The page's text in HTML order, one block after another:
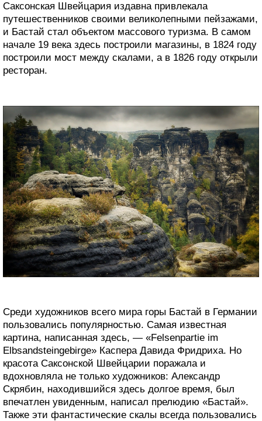
Саксонская Швейцария издавна привлекала
путешественников своими великолепными пейзажами,
и Бастай стал объектом массового туризма. В самом
начале 19 века здесь построили магазины, в 1824 году
построили мост между скалами, а в 1826 году открыли
ресторан.
Среди художников всего мира горы Бастай в Германии
пользовались популярностью. Самая известная
картина, написанная здесь, — «Felsenpartie im
Elbsandsteingebirge» Каспера Давида Фридриха. Но
красота Саксонской Швейцарии поражала и
вдохновляла не только художников: Александр
Скрябин, находившийся здесь долгое время, был
впечатлен увиденным, написал прелюдию «Бастай».
Также эти фантастические скалы всегда пользовались